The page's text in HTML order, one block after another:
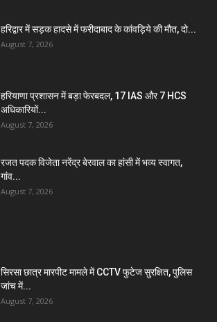
हरिद्वार में सड़क हादसे में फरीदाबाद के कांवड़िये की मौत, दो...
August 7, 2026
हरियाणा प्रशासन में बड़ा फेरबदल, 17 IAS और 7 HCS
अधिकारियों...
August 7, 2026
रजत पदक विजेता नरेंद्र बेरवाल का हांसी में भव्य स्वागत,
गांव...
August 7, 2026
सिरसा छात्र मारपीट मामले में CCTV फुटेज सुरक्षित, पुलिस
जांच में...
August 7, 2026